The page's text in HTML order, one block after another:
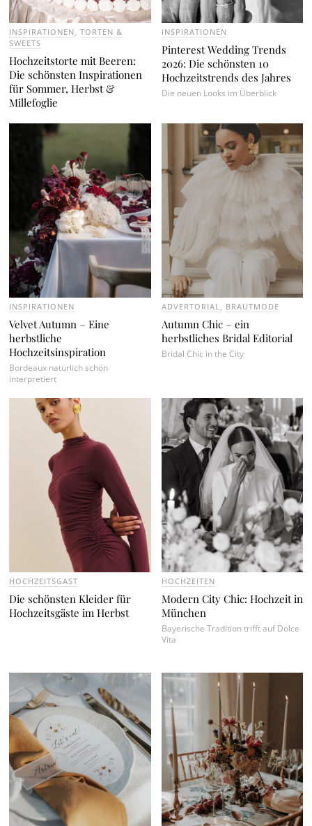
INSPIRATIONEN ,TORTEN &
SWEETS
Hochzeitstorte mit Beeren:
Die schönsten Inspirationen
für Sommer, Herbst &
Millefoglie
INSPIRATIONEN
Pinterest Wedding Trends
2026: Die schönsten 10
Hochzeitstrends des Jahres
Die neuen Looks im Überblick
INSPIRATIONEN
Velvet Autumn – Eine
herbstliche
Hochzeitsinspiration
Bordeaux natürlich schön
interpretiert
ADVERTORIAL BRAUTMODE
Autumn Chic – ein
herbstliches Bridal Editorial
Bridal Chic in the City
HOCHZEITSGAST
Die schönsten Kleider für
Hochzeitsgäste im Herbst
HOCHZEITEN
Modern City Chic: Hochzeit in
München
Bayerische Tradition trifft auf Dolce
Vita